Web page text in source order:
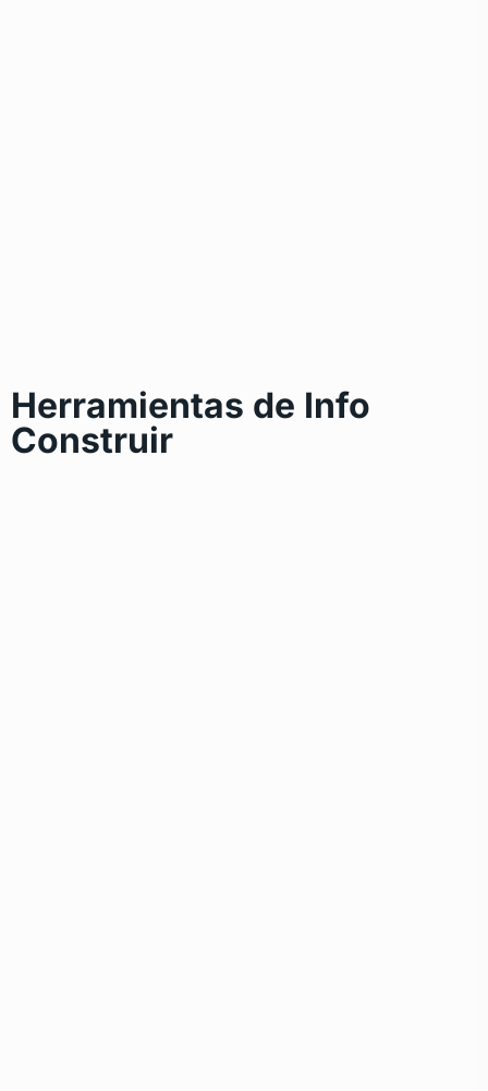
Herramientas de Info
Construir